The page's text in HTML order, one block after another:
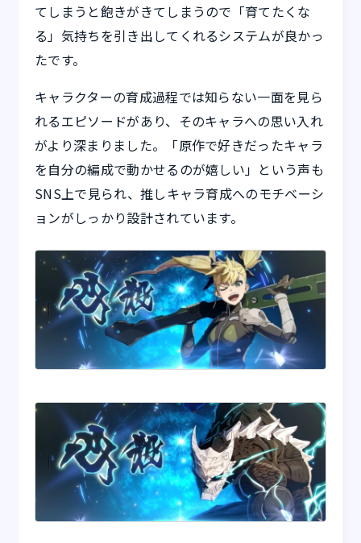
てしまうと飽きがきてしまうので「育てたくな
る」気持ちを引き出してくれるシステムが良かっ
たです。
キャラクターの育成過程では知らない一面を見ら
れるエピソードがあり、そのキャラへの思い入れ
がより深まりました。「原作で好きだったキャラ
を自分の編成で動かせるのが嬉しい」という声も
SNS上で見られ、推しキャラ育成へのモチベーシ
ョンがしっかり設計されています。